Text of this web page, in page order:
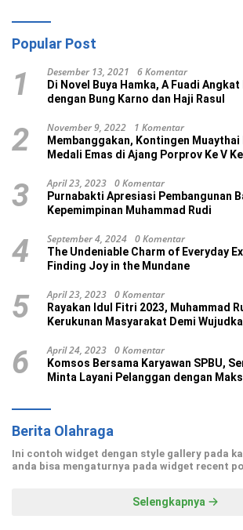
Popular Post
1 Desember 13, 2021 6 Komentar
Di Novel Buya Hamka, A Fuadi
dengan Bung Karno dan Haji Rasul
2 November 9, 2022 1 Komentar
Membanggakan, Kontingen Muaythai
Medali Emas di Ajang Porprov Ke V
3 April 23, 2023 0 Komentar
Purnabakti Apresiasi Pembangunan
Kepemimpinan Muhammad Rudi
4 September 4, 2024 0 Komentar
The Undeniable Charm of Everyday
Finding Joy in the Mundane
5 April 23, 2023 0 Komentar
Rayakan Idul Fitri 2023, Muhammad
Kerukunan Masyarakat Demi
6 April 24, 2023 0 Komentar
Komsos Bersama Karyawan SPBU,
Minta Layani Pelanggan dengan
Berita Olahraga
Ini contoh widget dengan style gallery pada
anda bisa mengaturnya pada widget recent
Selengkapnya